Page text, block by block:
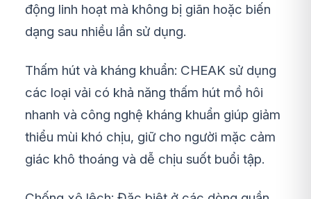
động linh hoạt mà không bị giãn hoặc biến
dạng sau nhiều lần sử dụng.
Thấm hút và kháng khuẩn: CHEAK sử dụng
các loại vải có khả năng thấm hút mồ hôi
nhanh và công nghệ kháng khuẩn giúp giảm
thiểu mùi khó chịu, giữ cho người mặc cảm
giác khô thoáng và dễ chịu suốt buổi tập.